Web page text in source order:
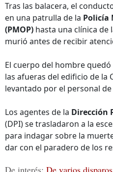
Tras las balacera, el
en una patrulla de la Policía
(PMOP) hasta una clínica de
murió antes de recibir
El cuerpo del hombre
las afueras del edificio de la
levantado por el personal
Los agentes de la Dirección
(DPI) se trasladaron a la
para indagar sobre la
dar con el paradero de los
De interés: De varios